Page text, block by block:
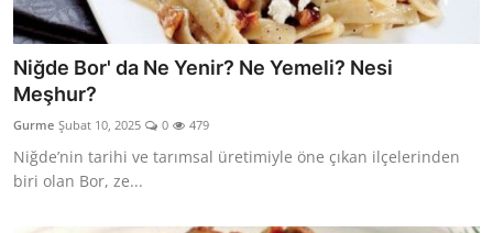
Niğde Bor' da Ne Yenir? Ne Yemeli? Nesi
Meşhur?
Gurme Şubat 10, 2025 0 479
Niğde’nin tarihi ve tarımsal üretimiyle öne çıkan ilçelerinden
biri olan Bor, ze...